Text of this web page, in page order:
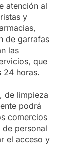
atención al
y
de garrafas
las
que
24 horas.
de limpieza
podrá
comercios
personal
el acceso y